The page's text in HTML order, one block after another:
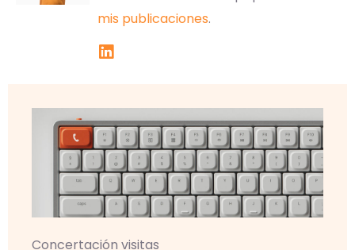
mis publicaciones.
Concertación visitas